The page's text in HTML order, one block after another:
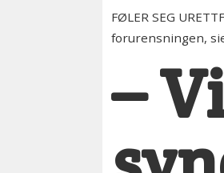
FØLER SEG
forurensningen,
–